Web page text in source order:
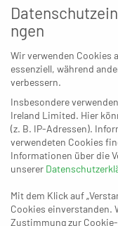
den richtigen
kommt es an. Mein
Trainer/Spieler ab
begleitendes
habe – mit dem
Voraussetzungen.
gewonnenen
Einheiten nicht
zusätzlich etwas
Übungen und zwei
dieser
haben. Und sie
ngen
Wir verwenden Cookies
essenziell, während
verbessern.
Insbesondere
Ireland Limited. Hier
(z. B. IP-Adressen).
verwendeten Cookies
Informationen über die
unserer
Mit dem Klick auf
Cookies einverstanden.
Zustimmung zur